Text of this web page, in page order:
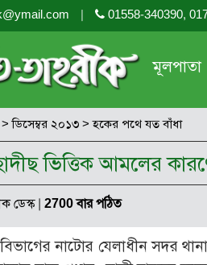
| 01558-340390,
মূলপাতা
> ডিসেম্বর ২০১৩ > হকের পথে যত বাঁধা
ভিত্তিক আমলের
ডেস্ক| 2700 বার পঠিত
নাটোর যেলাধীন সদর